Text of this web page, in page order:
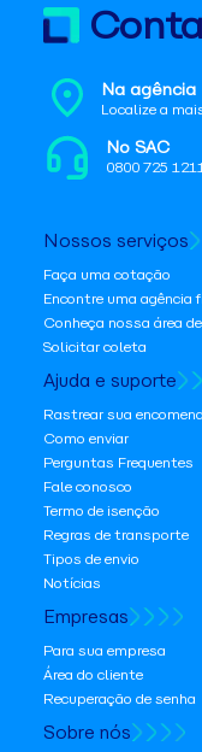
Na agência
Localize a
No SAC
0800 725
Nossos serviços
Faça uma cotação
Encontre uma agência
Conheça nossa área
Solicitar coleta
Ajuda e suporte
Rastrear sua
Como enviar
Perguntas Frequentes
Fale conosco
Termo de isenção
Regras de transporte
Tipos de envio
Notícias
Empresas
Para sua empresa
Área do cliente
Recuperação de senha
Sobre nós